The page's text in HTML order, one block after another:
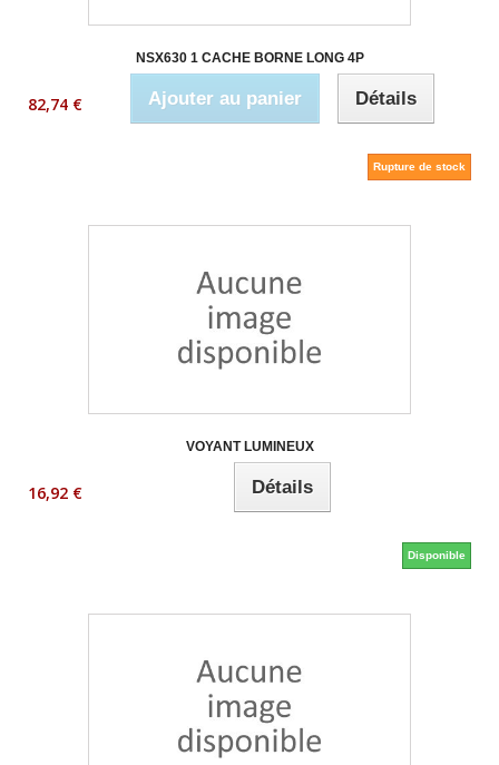
NSX630 1 CACHE BORNE LONG 4P
82,74 € Ajouter au panier Détails
Rupture de stock
VOYANT LUMINEUX
16,92 € Détails
Disponible